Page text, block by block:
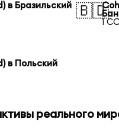
в Бразильский 🇧🇩
1
в Польский
реального